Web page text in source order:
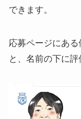
できます。
応募ページにあ
と、名前の下に評